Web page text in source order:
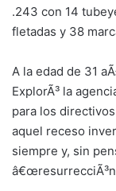
.243 con 14
fletadas y 38
A la edad de 31
ExplorÃ³ la
para los
aquel receso
siempre y, sin